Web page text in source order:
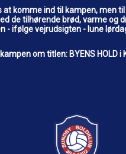
at komme ind til kampen, men
de tilhørende brød, varme og
- ifølge vejrudsigten - lune
om titlen: BYENS HOLD i